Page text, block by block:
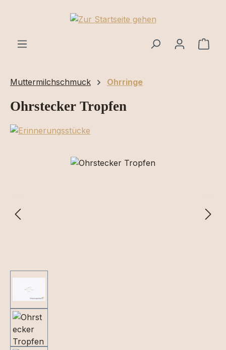
Zum Hauptinhalt springen
Muttermilchschmuck Ohrringe
Ohrstecker Tropfen
Bildergalerie überspringen